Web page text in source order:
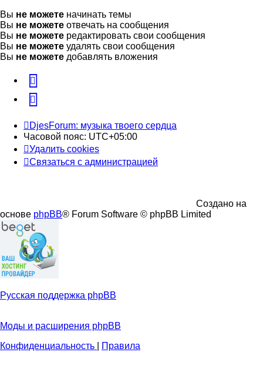
Вы не можете начинать темы
Вы не можете отвечать на сообщения
Вы не можете редактировать свои сообщения
Вы не можете удалять свои сообщения
Вы не можете добавлять вложения
vk
Telegram
DjesForum: музыка твоего сердца
Часовой пояс: UTC+05:00
Удалить cookies
Связаться с администрацией
Создано на
основе phpBB® Forum Software © phpBB Limited
Русская поддержка phpBB
Моды и расширения phpBB
Конфиденциальность
Правила